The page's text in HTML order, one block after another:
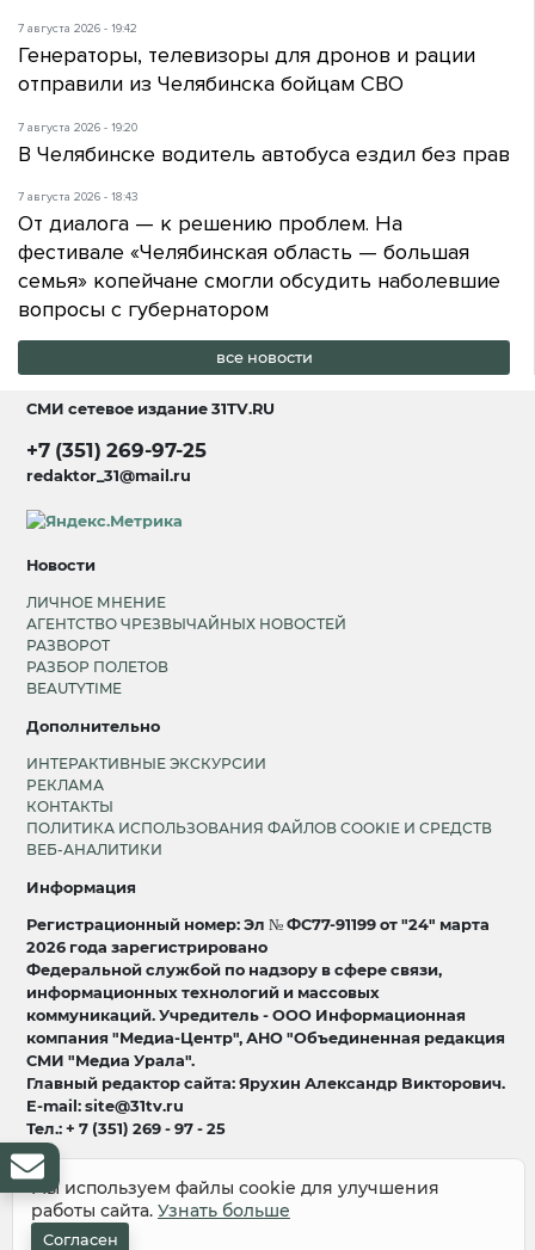
7 августа 2026 - 19:42
Генераторы, телевизоры для дронов и рации
отправили из Челябинска бойцам СВО
7 августа 2026 - 19:20
В Челябинске водитель автобуса ездил без прав
7 августа 2026 - 18:43
От диалога — к решению проблем. На
фестивале «Челябинская область — большая
семья» копейчане смогли обсудить наболевшие
вопросы с губернатором
все новости
СМИ сетевое издание31TV.RU
+7 (351) 269-97-25
redaktor_31@mail.ru
Новости
ЛИЧНОЕ МНЕНИЕ
АГЕНТСТВО ЧРЕЗВЫЧАЙНЫХ НОВОСТЕЙ
РАЗВОРОТ
РАЗБОР ПОЛЕТОВ
BEAUTYTIME
Дополнительно
ИНТЕРАКТИВНЫЕ ЭКСКУРСИИ
РЕКЛАМА
КОНТАКТЫ
ПОЛИТИКА ИСПОЛЬЗОВАНИЯ ФАЙЛОВ COOKIE И СРЕДСТВ
ВЕБ-АНАЛИТИКИ
Информация
Регистрационный номер: Эл № ФС77-91199 от "24" марта
2026 года зарегистрировано
Федеральной службой по надзору в сфере связи,
информационных технологий и массовых
коммуникаций. Учредитель - ООО Информационная
компания "Медиа-Центр", АНО "Объединенная редакция
СМИ "Медиа Урала".
Главный редактор сайта: Ярухин Александр Викторович.
E-mail: site@31tv.ru
Тел.: + 7 (351) 269 - 97 - 25
18+
© 2008-2026 Все права защищены
разработка и продвижение:
Мы используем файлы cookie для улучшения
работы сайта. Узнать больше
Согласен